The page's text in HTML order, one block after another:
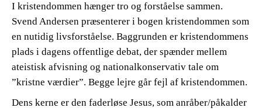
I kristendommen hænger tro og forståelse sammen.
Svend Andersen præsenterer i bogen kristendommen som
en nutidig livsforståelse. Baggrunden er kristendommens
plads i dagens offentlige debat, der spænder mellem
ateistisk afvisning og nationalkonservativ tale om
”kristne værdier”. Begge lejre går fejl af kristendommen.
Dens kerne er den faderløse Jesus, som anråber/påkalder